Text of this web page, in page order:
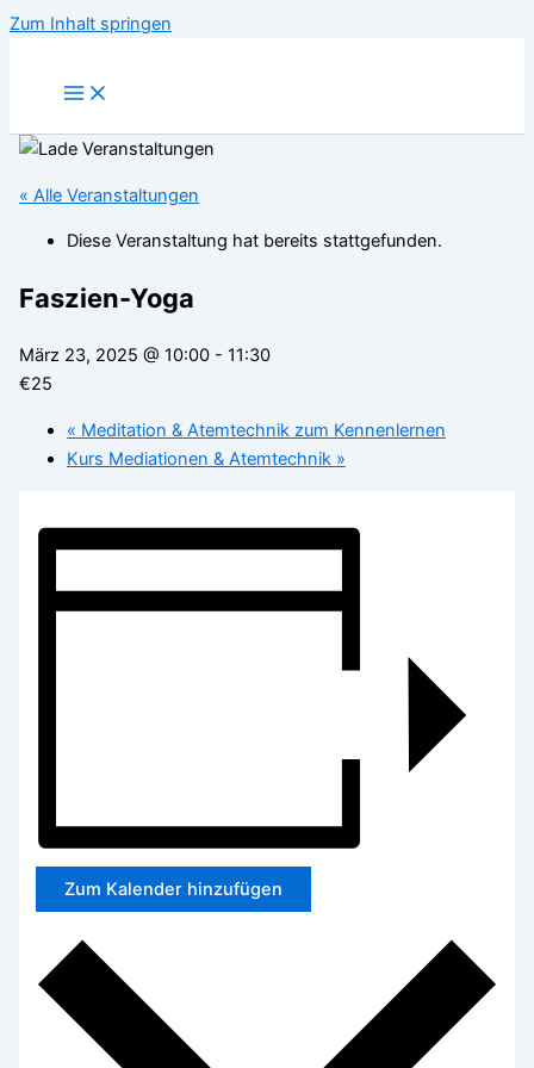
Zum Inhalt springen
« Alle Veranstaltungen
Diese Veranstaltung hat bereits stattgefunden.
Faszien-Yoga
März 23, 2025 @ 10:00- 11:30
€25
« Meditation & Atemtechnik zum Kennenlernen
Kurs Mediationen & Atemtechnik »
Zum Kalender hinzufügen